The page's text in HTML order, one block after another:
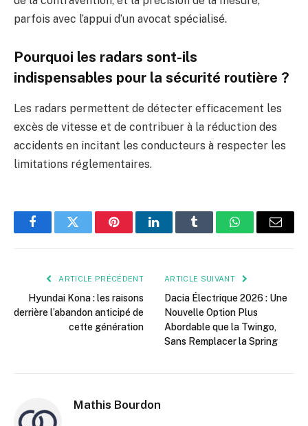
parfois avec l’appui d’un avocat spécialisé.
Pourquoi les radars sont-ils
indispensables pour la sécurité routière ?
Les radars permettent de détecter efficacement les
excès de vitesse et de contribuer à la réduction des
accidents en incitant les conducteurs à respecter les
limitations réglementaires.
FacebookTwitter PinterestLinkedInTumblr WhatsApp
E-
ARTICLE PRÉCÉDENT
Hyundai Kona : les raisons
derrière l’abandon anticipé de
cette génération
ARTICLE SUIVANT
Dacia Électrique 2026 : Une
Nouvelle Option Plus
Abordable que la Twingo,
Sans Remplacer la Spring
Mathis Bourdon